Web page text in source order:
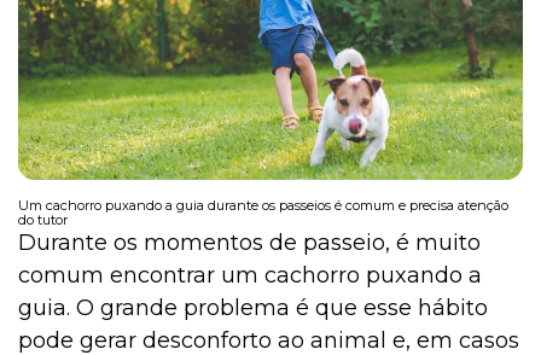
Saúde
Um cachorro puxando a guia durante os passeios é comum e precisa atenção
do tutor
Durante os momentos de passeio, é muito
comum encontrar um cachorro puxando a
guia. O grande problema é que esse hábito
pode gerar desconforto ao animal e, em casos